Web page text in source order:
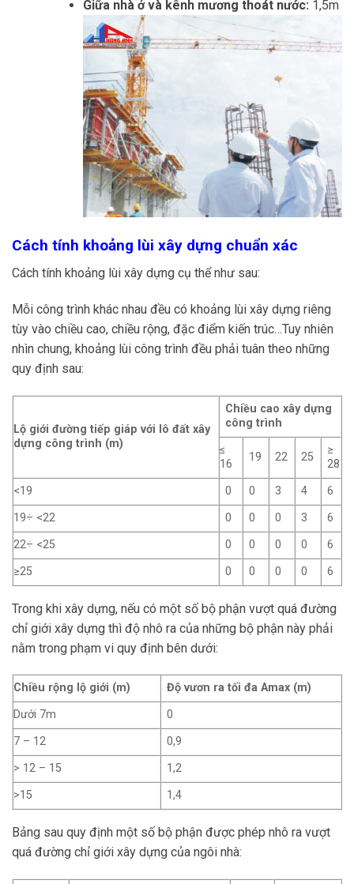
Giữa nhà ở và kênh mương thoát nước: 1,5m
Cách tính khoảng lùi xây dựng chuẩn xác
Cách tính khoảng lùi xây dựng cụ thể như sau:
Mỗi công trình khác nhau đều có khoảng lùi xây dựng riêng
tùy vào chiều cao, chiều rộng, đặc điểm kiến trúc…Tuy nhiên
nhìn chung, khoảng lùi công trình đều phải tuân theo những
quy định sau:
Lộ giới đường tiếp giáp với lô đất xây
dựng công trình (m)
Chiều cao xây dựng
công trình
≤
16
19 22 25
≥
28
<19
0 0 3 4
6
19÷ <22
0 0 0 3
6
22÷ <25
0 0 0 0
6
≥25
0 0 0 0 6
Trong khi xây dựng, nếu có một số bộ phận vượt quá đường
chỉ giới xây dựng thì độ nhô ra của những bộ phận này phải
nằm trong phạm vi quy định bên dưới:
Chiều rộng lộ giới (m)
Độ vươn ra tối đa Amax (m)
Dưới 7m
0
7 – 12
0,9
> 12 – 15
1,2
>15
1,4
Bảng sau quy định một số bộ phận được phép nhô ra vượt
quá đường chỉ giới xây dựng của ngôi nhà: